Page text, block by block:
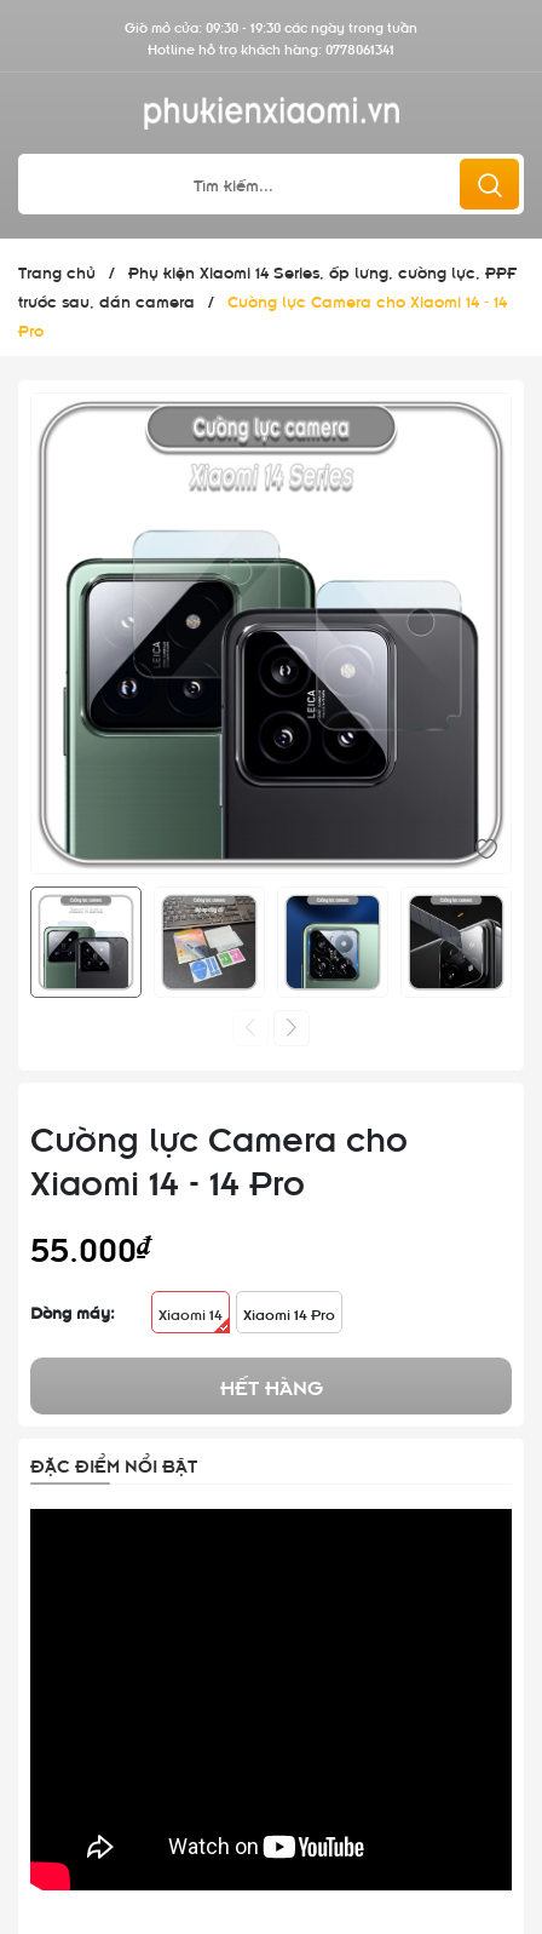
Giờ mở cửa: 09:30 - 19:30 các ngày trong tuần
Hotline hỗ trợ khách hàng: 0778061341
Trang chủ / Phụ kiện Xiaomi 14 Series, ốp lưng, cường lực, PPF
trước sau, dán camera
/ Cường lực Camera cho Xiaomi 14 - 14
Pro
Cường lực Camera cho
Xiaomi 14 - 14 Pro
55.000₫
Dòng máy: Xiaomi 14 Xiaomi 14 Pro
HẾT HÀNG
ĐẶC ĐIỂM NỔI BẬT